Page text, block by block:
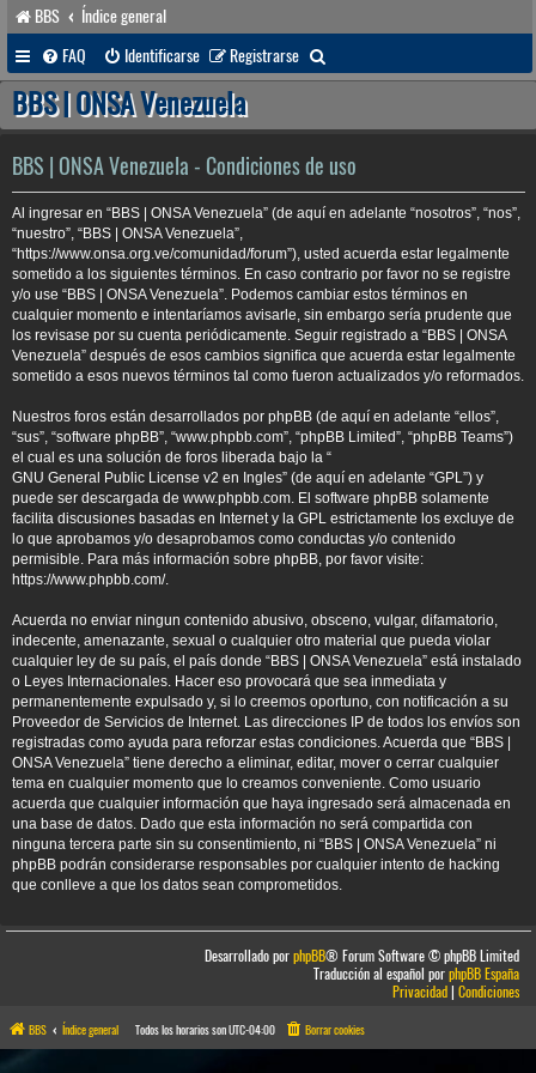
BBS
Índice general
FAQ
Identificarse Registrarse
u
a
r
BBS | ONSA Venezuela
BBS | ONSA Venezuela - Condiciones de uso
Al ingresar en “BBS | ONSA Venezuela” (de aquí en adelante “nosotros”, “nos”,
“nuestro”, “BBS | ONSA Venezuela”,
“https://www.onsa.org.ve/comunidad/forum”), usted acuerda estar legalmente
sometido a los siguientes términos. En caso contrario por favor no se registre
y/o use “BBS | ONSA Venezuela”. Podemos cambiar estos términos en
cualquier momento e intentaríamos avisarle, sin embargo sería prudente que
los revisase por su cuenta periódicamente. Seguir registrado a “BBS | ONSA
Venezuela” después de esos cambios significa que acuerda estar legalmente
sometido a esos nuevos términos tal como fueron actualizados y/o reformados.
Nuestros foros están desarrollados por phpBB (de aquí en adelante “ellos”,
“sus”, “software phpBB”, “www.phpbb.com”, “phpBB Limited”, “phpBB Teams”)
el cual es una solución de foros liberada bajo la “
GNU General Public License v2 en Ingles” (de aquí en adelante “GPL”) y
puede ser descargada de www.phpbb.com. El software phpBB solamente
facilita discusiones basadas en Internet y la GPL estrictamente los excluye de
lo que aprobamos y/o desaprobamos como conductas y/o contenido
permisible. Para más información sobre phpBB, por favor visite:
https://www.phpbb.com/.
Acuerda no enviar ningun contenido abusivo, obsceno, vulgar, difamatorio,
indecente, amenazante, sexual o cualquier otro material que pueda violar
cualquier ley de su país, el país donde “BBS | ONSA Venezuela” está instalado
o Leyes Internacionales. Hacer eso provocará que sea inmediata y
permanentemente expulsado y, si lo creemos oportuno, con notificación a su
Proveedor de Servicios de Internet. Las direcciones IP de todos los envíos son
registradas como ayuda para reforzar estas condiciones. Acuerda que “BBS |
ONSA Venezuela” tiene derecho a eliminar, editar, mover o cerrar cualquier
tema en cualquier momento que lo creamos conveniente. Como usuario
acuerda que cualquier información que haya ingresado será almacenada en
una base de datos. Dado que esta información no será compartida con
ninguna tercera parte sin su consentimiento, ni “BBS | ONSA Venezuela” ni
phpBB podrán considerarse responsables por cualquier intento de hacking
que conlleve a que los datos sean comprometidos.
Desarrollado porphpBB® Forum Software © phpBB Limited
Traducción al español porphpBB España
Privacidad|Condiciones
BBS Índice general Todos los horarios sonUTC-04:00 Borrar cookies